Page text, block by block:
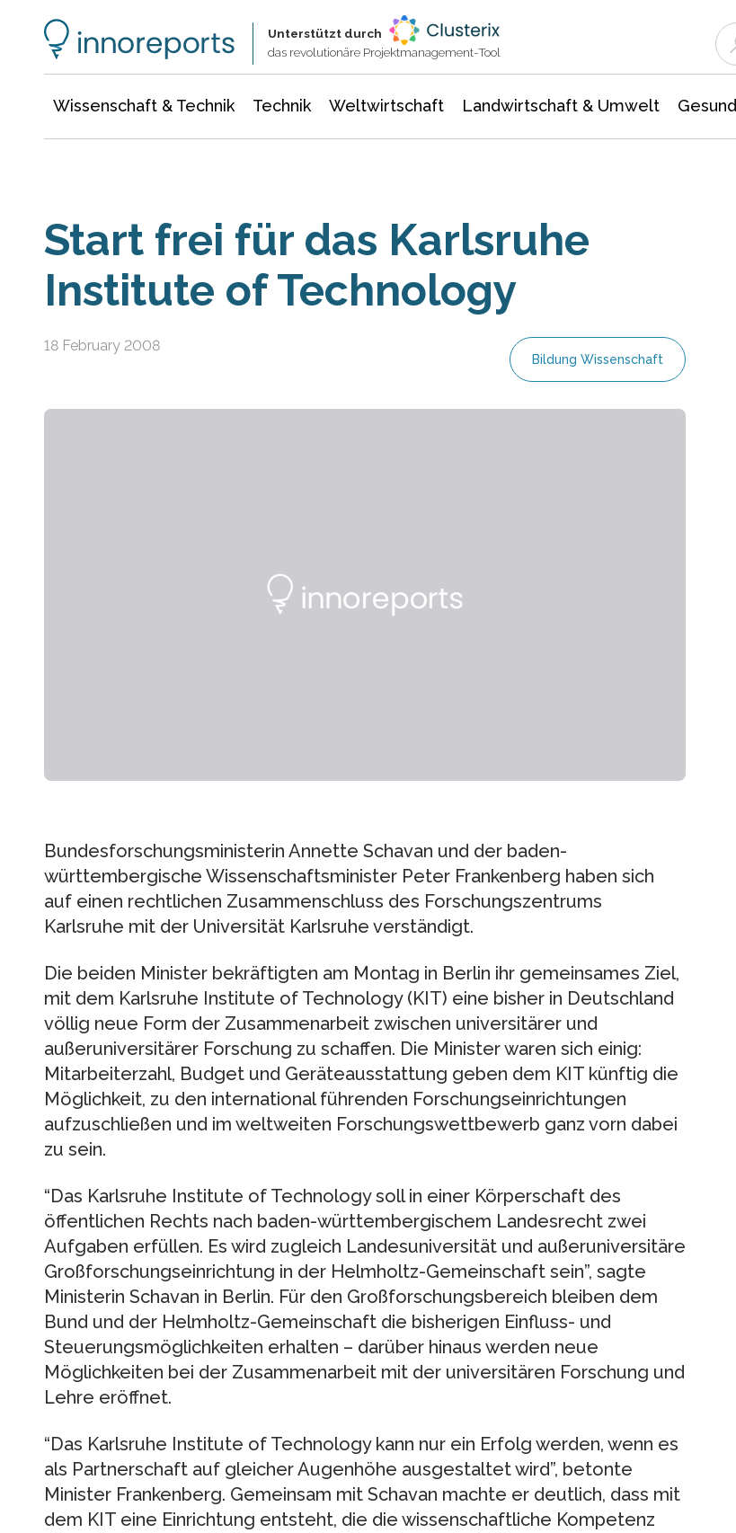
Unterstützt durch
das revolutionäre Projektmanagement-Tool
Wissenschaft & Technik Technik Weltwirtschaft Landwirtschaft & Umwelt
Start frei für das Karlsruhe
Institute of Technology
18 February 2008
Bildung Wissenschaft
Bundesforschungsministerin Annette Schavan und der baden-
württembergische Wissenschaftsminister Peter Frankenberg haben sich
auf einen rechtlichen Zusammenschluss des Forschungszentrums
Karlsruhe mit der Universität Karlsruhe verständigt.
Die beiden Minister bekräftigten am Montag in Berlin ihr gemeinsames Ziel,
mit dem Karlsruhe Institute of Technology (KIT) eine bisher in Deutschland
völlig neue Form der Zusammenarbeit zwischen universitärer und
außeruniversitärer Forschung zu schaffen. Die Minister waren sich einig:
Mitarbeiterzahl, Budget und Geräteausstattung geben dem KIT künftig die
Möglichkeit, zu den international führenden Forschungseinrichtungen
aufzuschließen und im weltweiten Forschungswettbewerb ganz vorn dabei
zu sein.
“Das Karlsruhe Institute of Technology soll in einer Körperschaft des
öffentlichen Rechts nach baden-württembergischem Landesrecht zwei
Aufgaben erfüllen. Es wird zugleich Landesuniversität und außeruniversitäre
Großforschungseinrichtung in der Helmholtz-Gemeinschaft sein”, sagte
Ministerin Schavan in Berlin. Für den Großforschungsbereich bleiben dem
Bund und der Helmholtz-Gemeinschaft die bisherigen Einfluss- und
Steuerungsmöglichkeiten erhalten – darüber hinaus werden neue
Möglichkeiten bei der Zusammenarbeit mit der universitären Forschung und
Lehre eröffnet.
“Das Karlsruhe Institute of Technology kann nur ein Erfolg werden, wenn es
als Partnerschaft auf gleicher Augenhöhe ausgestaltet wird”, betonte
Minister Frankenberg. Gemeinsam mit Schavan machte er deutlich, dass mit
dem KIT eine Einrichtung entsteht, die die wissenschaftliche Kompetenz